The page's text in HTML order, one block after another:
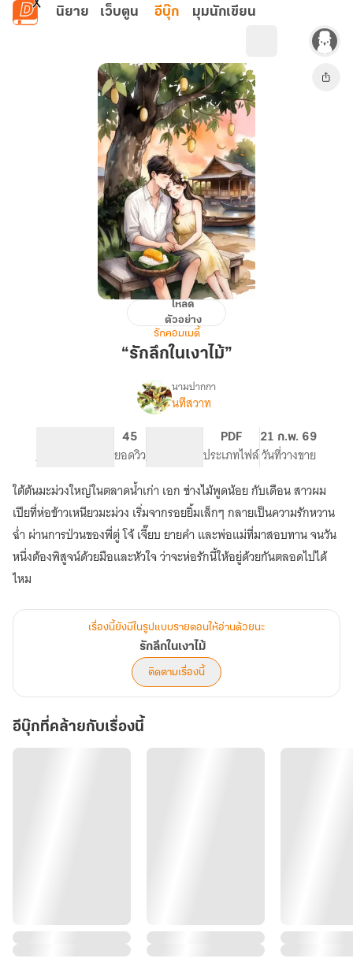
ข้ามไปยังเนื้อหาหลัก
นิยาย เว็บตูน อีบุ๊ก มุมนักเขียน
โหลด
ตัวอย่าง
รักคอมเมดี้
“รักลึกในเงาไม้”
เรื่อง
ไม้
นามปากกา
นทีสวาท
จำนวนหน้า (A5)
45
ยอดวิวระดับเนื้อหา
PDF
ประเภทไฟล์
21 ก.พ. 69
วันที่วางขาย
ใต้ต้นมะม่วงใหญ่ในตลาดน้ำเก่า เอก ช่างไม้พูดน้อย กับเดือน สาวผม
เปียที่ห่อข้าวเหนียวมะม่วง เริ่มจากรอยยิ้มเล็กๆ กลายเป็นความรักหวาน
ฉ่ำ ผ่านการป่วนของพี่ตู่ โจ้ เจี๊ยบ ยายคำ และพ่อแม่ที่มาสอบทาน จนวัน
หนึ่งต้องพิสูจน์ด้วยมือและหัวใจ ว่าจะห่อรักนี้ให้อยู่ด้วยกันตลอดไปได้
ไหม
เรื่องนี้ยังมีในรูปแบบรายตอนให้อ่านด้วยนะ
รักลึกในเงาไม้
ติดตามเรื่องนี้
อีบุ๊กที่คล้ายกับเรื่องนี้